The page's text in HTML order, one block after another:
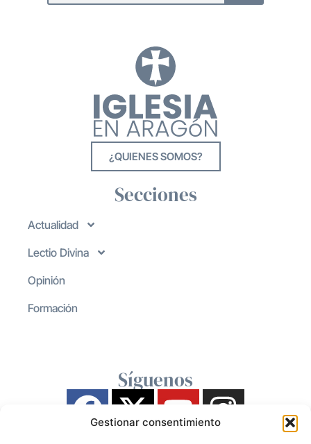
Gestionar consentimiento
¿QUIENES SOMOS?
Secciones
Actualidad
Lectio Divina
Opinión
Formación
Síguenos